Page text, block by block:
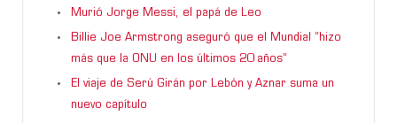
Murió Jorge Messi, el papá de Leo
Billie Joe Armstrong aseguró que el Mundial “hizo
más que la ONU en los últimos 20 años”
El viaje de Serú Girán por Lebón y Aznar suma un
nuevo capítulo